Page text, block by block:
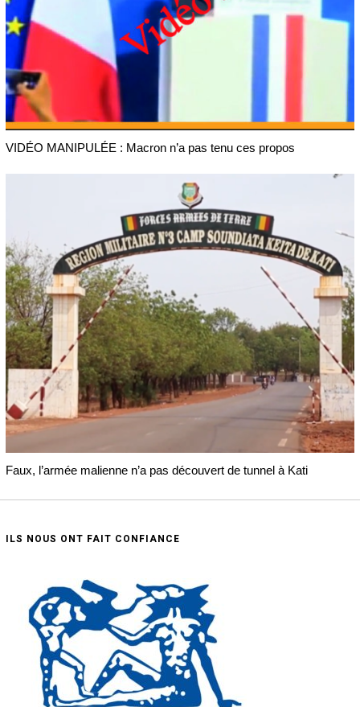
VIDÉO MANIPULÉE : Macron n’a pas tenu ces propos
Faux, l’armée malienne n’a pas découvert de tunnel à Kati
ILS NOUS ONT FAIT CONFIANCE